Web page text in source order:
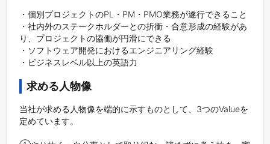
・個別プロジェクトのPL・PM・PMO業務が遂行できること
・社内外のステークホルダーとの折衝・合意形成の経験があ
り、プロジェクトの協働が円滑にできる
・ソフトウェア開発におけるエンジニアリング経験
・ビジネスレベル以上の英語力
求める人物像
当社が求める人物像を端的に示すものとして、3つのValueを
定めています。